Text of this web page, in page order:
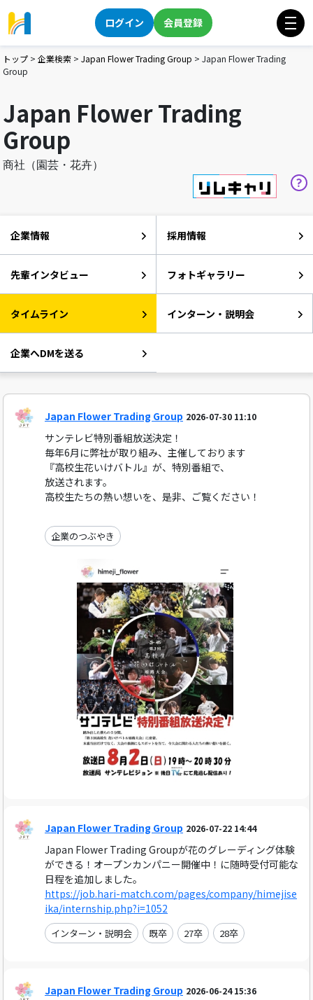
ログイン 会員登録
トップ > 企業検索 > Japan Flower Trading Group > Japan Flower Trading
Group
Japan Flower Trading
Group
商社（園芸・花卉）
企業情報 採用情報
先輩インタビュー フォトギャラリー
タイムライン インターン・説明会
企業へDMを送る
Japan Flower Trading Group 2026-07-30 11:10
サンテレビ特別番組放送決定！
毎年6月に弊社が取り組み、主催しております
『高校生花いけバトル』が、特別番組で、
放送されます。
高校生たちの熱い想いを、是非、ご覧ください！
企業のつぶやき
Japan Flower Trading Group 2026-07-22 14:44
Japan Flower Trading Groupが花のグレーディング体験
ができる！オープンカンパニー開催中！に随時受付可能な
日程を追加しました。
https://job.hari-match.com/pages/company/himejise
ika/internship.php?i=1052
インターン・説明会 既卒 27卒 28卒
Japan Flower Trading Group 2026-06-24 15:36